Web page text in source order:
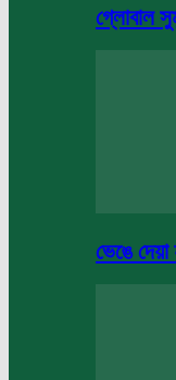
গ্লোবাল
ভেঙে দেয়া